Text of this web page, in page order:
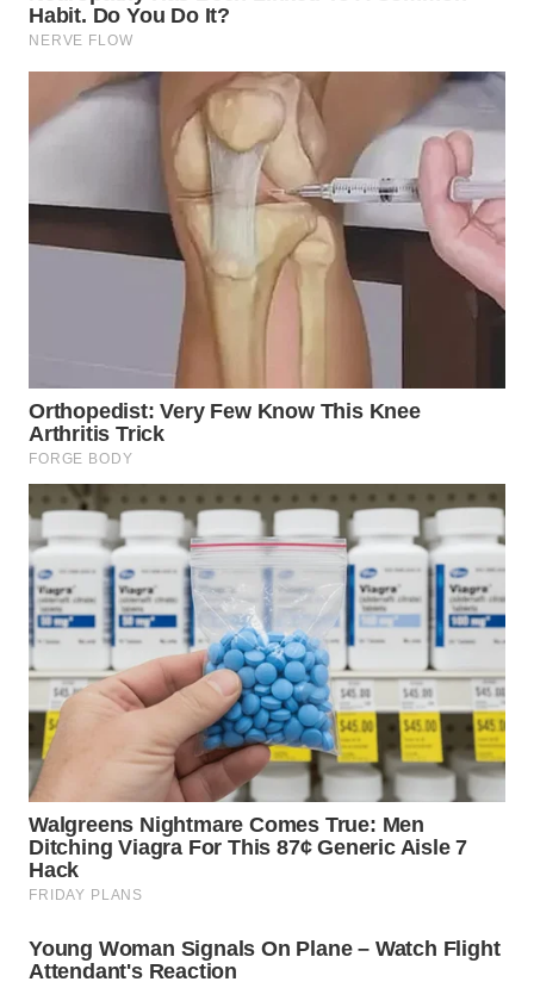
WN
TEBING
TINGGI
WN
BOGOR
WN
DEPOK
WN
TAPANULI
UTARA
SAMOSIR
WN
PADANG
LAWAS